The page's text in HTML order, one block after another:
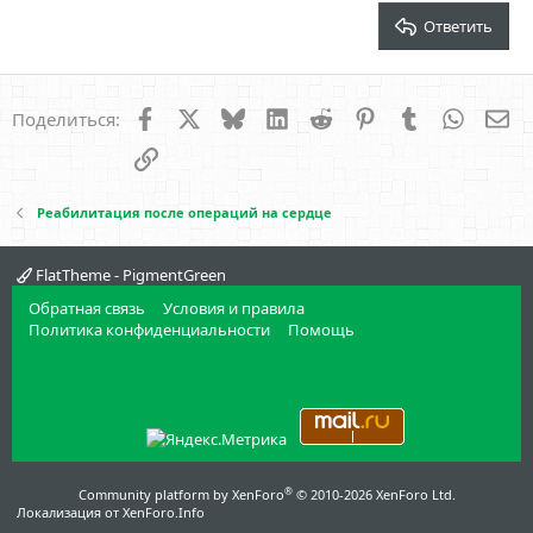
Ответить
Поделиться: Facebook BlueskyLinkedIn
Reddit PinterestTumblr
Ссылка
Реабилитация после операций на сердце
FlatTheme - PigmentGreen
Обратная связь
Условия и правила
Политика конфиденциальности
Помощь
Community platform by XenForo® © 2010-2026 XenForo Ltd.
Локализация от XenForo.Info